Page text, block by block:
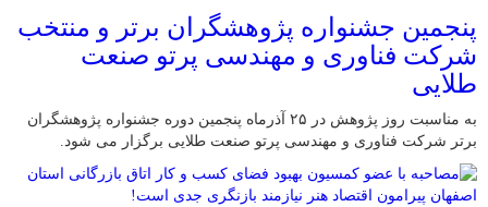
پنجمین جشنواره پژوهشگران برتر و منتخب
شرکت فناوری و مهندسی پرتو صنعت
طلایی
به مناسبت روز پژوهش در ۲۵ آذرماه پنجمین دوره جشنواره پژوهشگران
برتر شرکت فناوری و مهندسی پرتو صنعت طلایی برگزار می شود.